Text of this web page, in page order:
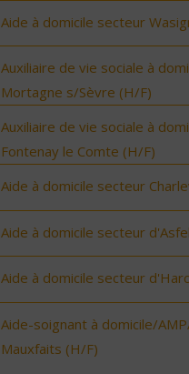
Aide à domicile secteur
Auxiliaire de vie sociale à
Mortagne s/Sèvre (H/F)
Auxiliaire de vie sociale à
Fontenay le Comte (H/F)
Aide à domicile secteur
Aide à domicile secteur
Aide à domicile secteur
Aide-soignant à domicile/
Mauxfaits (H/F)